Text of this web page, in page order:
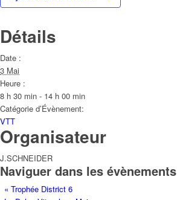
Détails
Date :
3 Mai
Heure :
8 h 30 min - 14 h 00 min
Catégorie d’Évènement:
VTT
Organisateur
J.SCHNEIDER
Naviguer dans les évènements
« Trophée District 6